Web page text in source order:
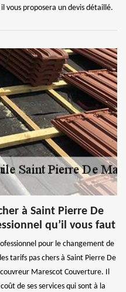
vous proposera un devis détaillé.
à Saint Pierre De
qu’il vous faut
pour le changement de
tarifs pas chers à Saint Pierre De
Marescot Couverture. Il
de ses services qui sont à la